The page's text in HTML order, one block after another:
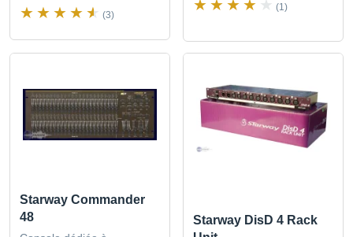
(3)
(1)
Starway Commander
48
Starway DisD 4 Rack